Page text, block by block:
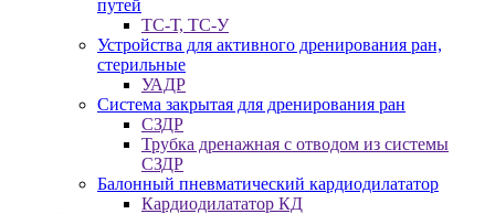
путей
ТС-Т, ТС-У
Устройства для активного дренирования ран,
стерильные
УАДР
Система закрытая для дренирования ран
СЗДР
Трубка дренажная с отводом из системы
СЗДР
Балонный пневматический кардиодилататор
Кардиодилататор КД